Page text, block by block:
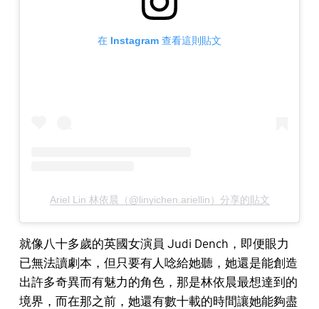
在 Instagram 查看這則貼文
Ariel Lin 林依晨（@linyichen.ariellin）分享的貼文
就像八十多歲的英國女演員 Judi Dench，即便眼力
已無法讀劇本，但只要有人唸給她聽，她還是能創造
出許多奇異而有魅力的角色，那是林依晨最想達到的
境界，而在那之前，她還有數十載的時間讓她能夠盡